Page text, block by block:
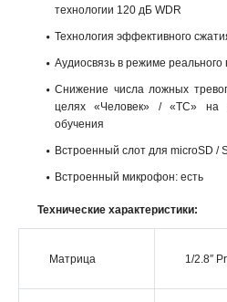
технологии 120 дБ WDR
Технология эффективного
Аудиосвязь в режиме реального
Снижение числа ложных
целях «Человек» / «ТС» на
обучения
Встроенный слот для microSD /
Встроенный микрофон: есть
Технические характеристики:
Матрица 1/2.8″